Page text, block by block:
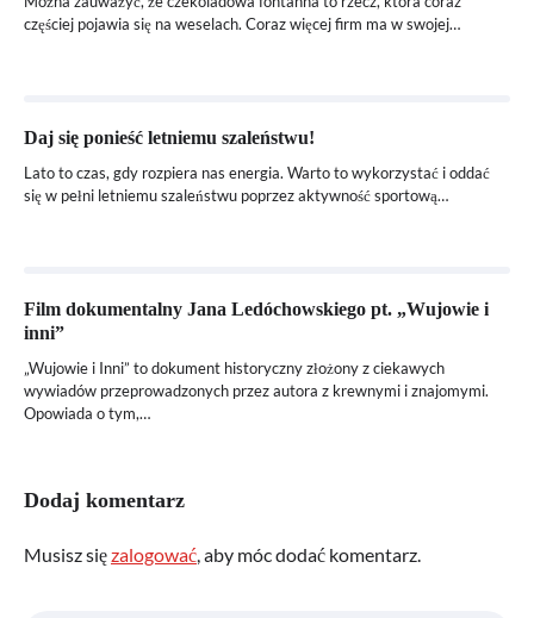
częściej pojawia się na weselach. Coraz więcej firm ma w swojej…
Daj się ponieść letniemu szaleństwu!
Lato to czas, gdy rozpiera nas energia. Warto to wykorzystać i oddać
się w pełni letniemu szaleństwu poprzez aktywność sportową…
Film dokumentalny Jana Ledóchowskiego pt. „Wujowie i
inni”
„Wujowie i Inni” to dokument historyczny złożony z ciekawych
wywiadów przeprowadzonych przez autora z krewnymi i znajomymi.
Opowiada o tym,…
Dodaj komentarz
Musisz sięzalogować, aby móc dodać komentarz.